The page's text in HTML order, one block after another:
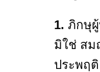
1. ภิกษุ
มิใช่ ส
ประพฤ